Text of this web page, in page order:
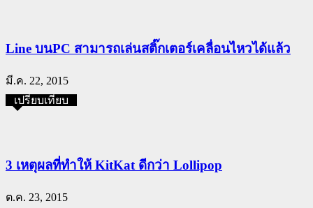
Line บนPC สามารถเล่นสติ๊กเตอร์เคลื่อนไหวได้แล้ว
มี.ค. 22, 2015
เปรียบเทียบ
3 เหตุผลที่ทำให้ KitKat ดีกว่า Lollipop
ต.ค. 23, 2015